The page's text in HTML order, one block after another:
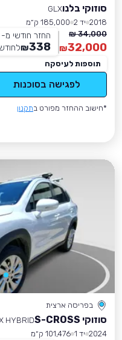
סוזוקי בלנוGLX
2018 יד 2
185,000 ק״מ
34,000 ₪
32,000
₪
החזר חודשי מ-
338
₪לחודש
תוספות לעיסקה
לפגישה בסוכנות
*חישוב ההחזר מפורט בתקנון
בפריסה ארצית
סוזוקי S-CROSS
HYBRID
2024 יד 1
101,476 ק״מ